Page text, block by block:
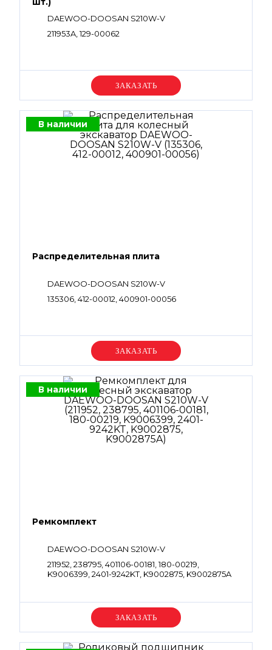
DAEWOO-DOOSAN S210W-V
211953A, 129-00062
Уточняйте цену
В наличии
Распределительная плита
DAEWOO-DOOSAN S210W-V
135306, 412-00012, 400901-00056
Уточняйте цену
В наличии
Ремкомплект
DAEWOO-DOOSAN S210W-V
211952, 238795, 401106-00181, 180-00219,
K9006399, 2401-9242KT, K9002875, K9002875A
Уточняйте цену